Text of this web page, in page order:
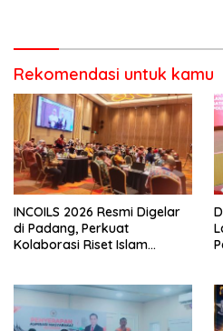
Rekomendasi untuk kamu
INCOILS 2026 Resmi Digelar
di Padang, Perkuat
Kolaborasi Riset Islam